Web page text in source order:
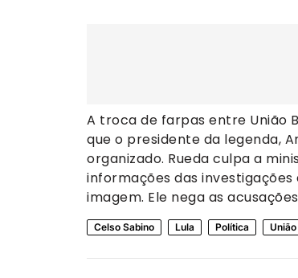
A troca de farpas entre União
que o presidente da legenda,
organizado. Rueda culpa a
informações das
imagem. Ele nega as acusações
Celso Sabino Lula Política União